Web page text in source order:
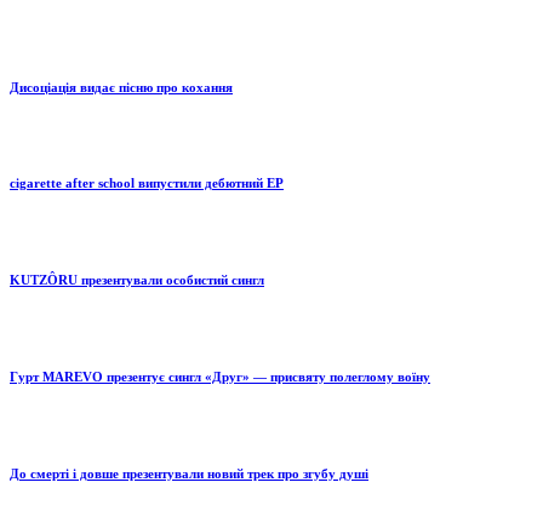
Дисоціація видає пісню про кохання
cigarette after school випустили дебютний EP
KUTZÔRU презентували особистий сингл
Гурт MAREVO презентує сингл «Друг» — присвяту полеглому воїну
До смерті і довше презентували новий трек про згубу душі